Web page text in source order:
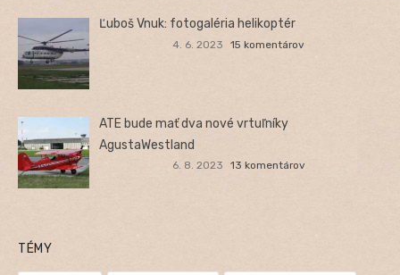
Ľuboš Vnuk: fotogaléria helikoptér
4. 6. 2023 15 komentárov
ATE bude mať dva nové vrtuľníky
AgustaWestland
6. 8. 2023 13 komentárov
TÉMY